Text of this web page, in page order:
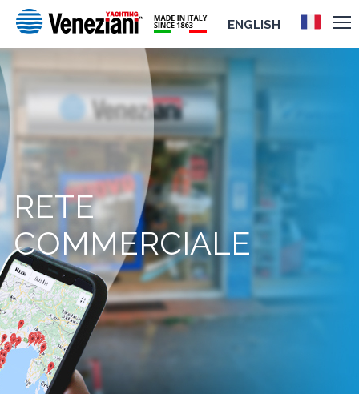
ENGLISH
RETE
COMMERCIALE